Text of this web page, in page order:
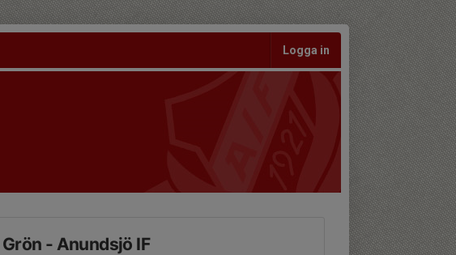
Logga in
- Anundsjö IF